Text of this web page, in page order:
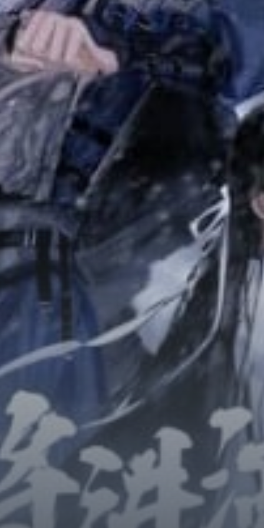
Adventure
Tu Tiên
Ngôn Tình
Slice Of Life
School Life
Manga
Supernatural
Xuyên Không
Shounen
Cổ Đại
Mystery
Shoujo
Historical
Seinen
Sci-Fi
#Sủng Ngọt
Hiện Đại